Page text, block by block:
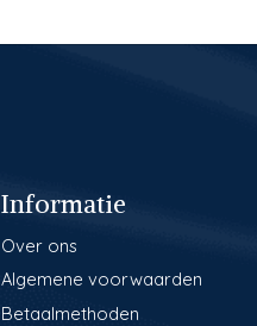
Informatie
Over ons
Algemene voorwaarden
Betaalmethoden